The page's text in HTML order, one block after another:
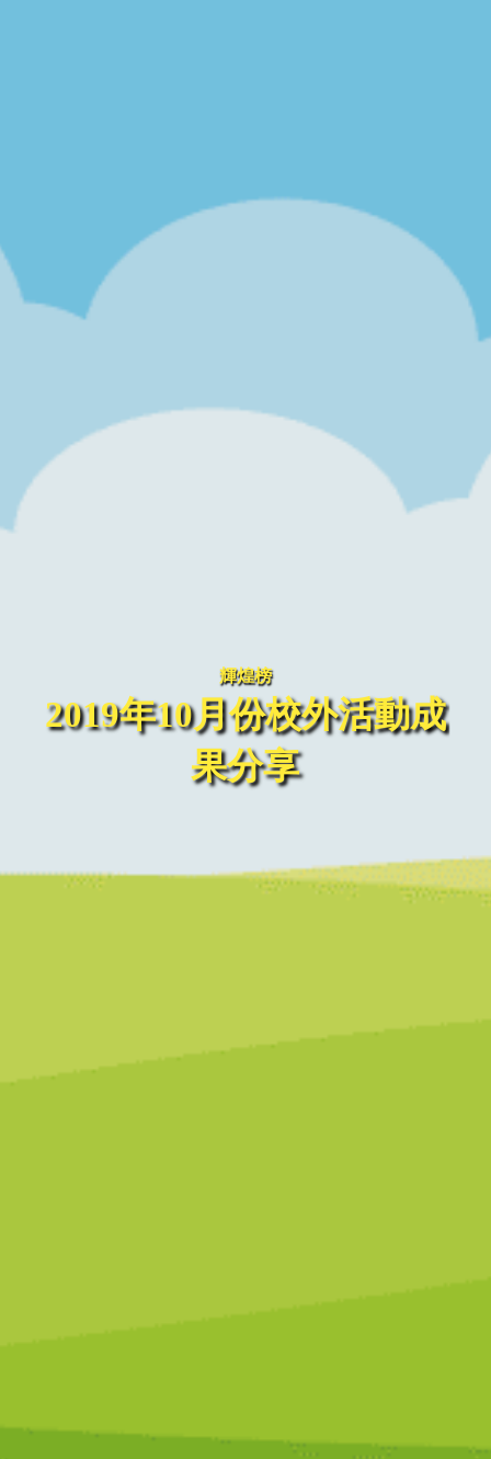
輝煌榜
2019年10月份校外活動成
果分享